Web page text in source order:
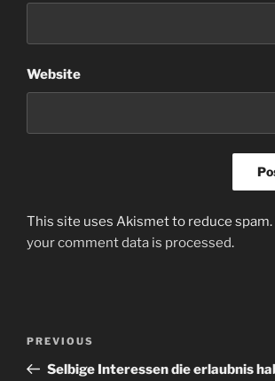
Website
This site uses Akismet to reduce spam.
your comment data is processed.
Previous
Post
PREVIOUS
Selbige Interessen die erlaubnis